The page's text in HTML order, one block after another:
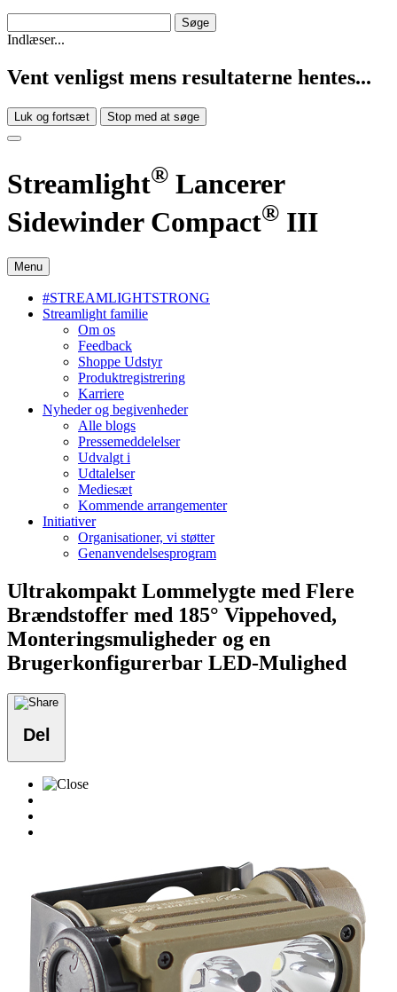
Indlæser...
Vent venligst mens resultaterne hentes...
Luk og fortsæt Stop med at søge
Streamlight® Lancerer
Sidewinder Compact® III
Menu
#STREAMLIGHTSTRONG
Streamlight familie
Om os
Feedback
Shoppe Udstyr
Produktregistrering
Karriere
Nyheder og begivenheder
Alle blogs
Pressemeddelelser
Udvalgt i
Udtalelser
Mediesæt
Kommende arrangementer
Initiativer
Organisationer, vi støtter
Genanvendelsesprogram
Ultrakompakt Lommelygte med Flere
Brændstoffer med 185° Vippehoved,
Monteringsmuligheder og en
Brugerkonfigurerbar LED-Mulighed
Del